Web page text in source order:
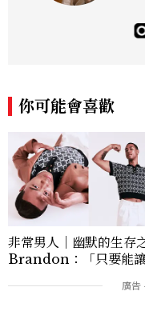
t
你可能會喜歡
非常男人｜幽默的生存
Brandon：「只要能讓
讓敵人成為朋友。」